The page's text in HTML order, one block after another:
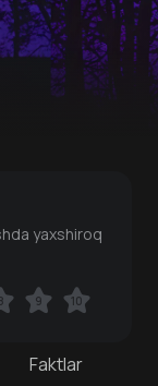
Faktlar
yaxshiroq
9 10
9 10